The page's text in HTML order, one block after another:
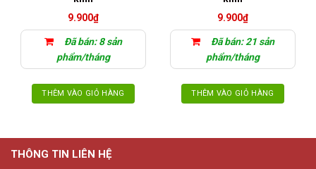
9.900₫
Đã bán: 8 sản
phẩm/tháng
THÊM VÀO GIỎ HÀNG
9.900₫
Đã bán: 21 sản
phẩm/tháng
THÊM VÀO GIỎ HÀNG
THÔNG TIN LIÊN HỆ